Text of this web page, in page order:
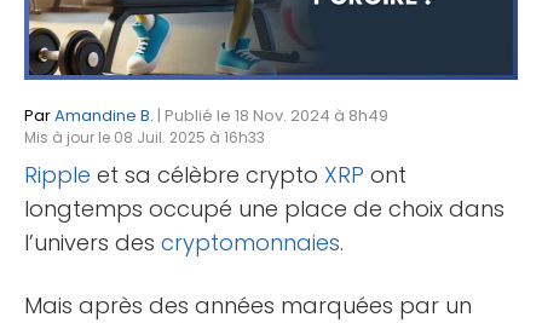
ParAmandine B. | Publié le 18 Nov. 2024 à 8h49
Mis à jour le 08 Juil. 2025 à 16h33
Ripple et sa célèbre crypto XRP ont
longtemps occupé une place de choix dans
l’univers des cryptomonnaies.
Mais après des années marquées par un